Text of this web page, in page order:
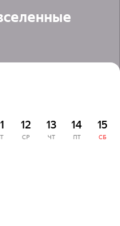
12
СР
13
ЧТ
14
ПТ
15
СБ